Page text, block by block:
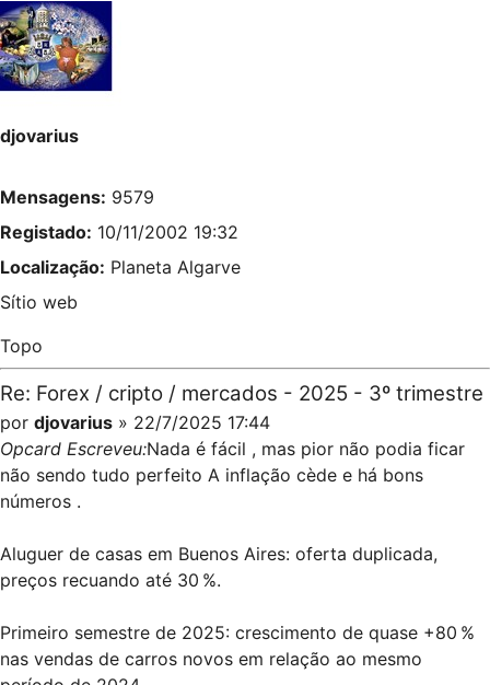
djovarius
Mensagens: 9579
Registado: 10/11/2002 19:32
Localização: Planeta Algarve
Sítio web
Topo
Re: Forex / cripto / mercados - 2025 - 3º trimestre
por djovarius » 22/7/2025 17:44
Opcard Escreveu:Nada é fácil , mas pior não podia ficar
não sendo tudo perfeito A inflação cède e há bons
números .
Aluguer de casas em Buenos Aires: oferta duplicada,
preços recuando até 30 %.
Primeiro semestre de 2025: crescimento de quase +80 %
nas vendas de carros novos em relação ao mesmo